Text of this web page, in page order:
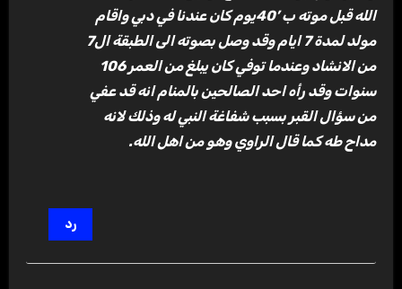
الله قبل موته ب ’40يوم كان عندنا في دبي واقام
مولد لمدة 7 ايام وقد وصل بصوته الى الطبقة ال7
من الانشاد وعندما توفي كان يبلغ من العمر 106
سنوات وقد رأه احد الصالحين بالمنام انه قد عفي
من سؤال القبر بسبب شفاغة النبي له وذلك لانه
مداح طه كما قال الراوي وهو من اهل الله.
رد